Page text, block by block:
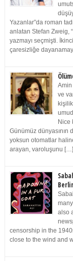
Yazanlar”da roman
anlatan Stefan Zweig,
yazmayı seçmişti.
çaresizliğe
ve
Nice
Günümüz dünyasının
yoksun otomatlar
arayan, varoluşunu […]
also
censorship in the
close to the wind and